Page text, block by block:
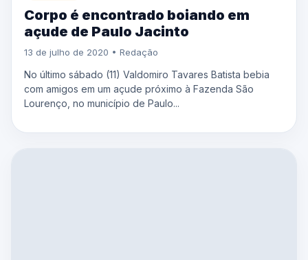
Corpo é encontrado boiando em
açude de Paulo Jacinto
13 de julho de 2020 • Redação
No último sábado (11) Valdomiro Tavares Batista bebia
com amigos em um açude próximo à Fazenda São
Lourenço, no município de Paulo...